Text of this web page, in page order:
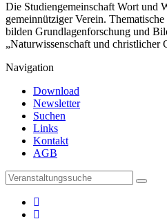
Die Studiengemeinschaft Wort und
gemeinnütziger Verein.
bilden Grundlagenforschung und
„Naturwissenschaft und christlicher
Navigation
Download
Newsletter
Suchen
Links
Kontakt
AGB